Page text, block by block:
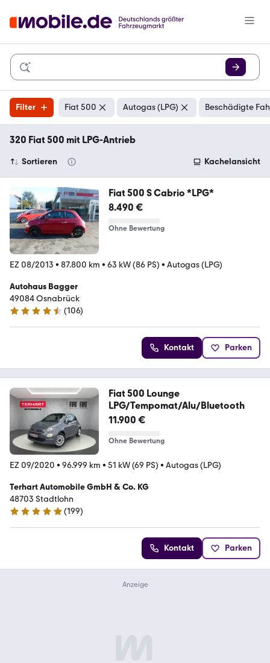
Filter Fiat 500 Autogas (LPG) Beschädigte
320 Fiat 500 mit LPG-Antrieb
Sortieren Kachelansicht
Fiat 500 S Cabrio *LPG*
8.490 €
Ohne Bewertung
EZ 08/2013 • 87.800 km • 63 kW (86 PS) • Autogas (LPG)
Autohaus Bagger
49084 Osnabrück
4.6 Sterne
(106)
Kontakt Parken
Fiat 500 Lounge
LPG/Tempomat/Alu/Bluetooth
11.900 €
Ohne Bewertung
EZ 09/2020 • 96.999 km • 51 kW (69 PS) • Autogas (LPG)
Terhart Automobile GmbH & Co. KG
48703 Stadtlohn
4.9 Sterne
(199)
Kontakt Parken